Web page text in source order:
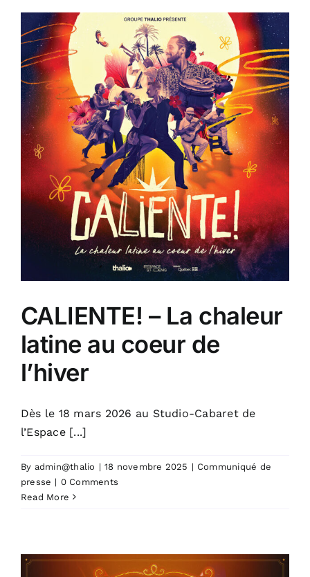
CALIENTE! – La chaleur
latine au coeur de
l’hiver
Dès le 18 mars 2026 au Studio-Cabaret de
l’Espace [...]
By admin@thalio | 18 novembre 2025 | Communiqué de
presse | 0 Comments
Read More